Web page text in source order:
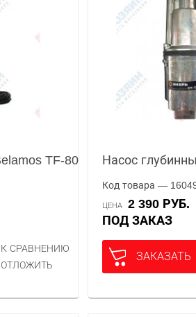
TF-80
К СРАВНЕНИЮ
ОТЛОЖИТЬ
Насос
Код товара —
ЦЕНА
2 390 РУБ.
ПОД ЗАКАЗ
ЗАКАЗАТЬ